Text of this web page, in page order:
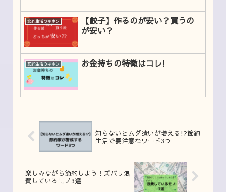
節約生活のキホン
【餃子】作るのが安い？買うの
が安い？
節約生活のキホン お金持ちの特徴はコレ!
知らないとムダ遣いが増える!?節約
生活で要注意なワード3つ
楽しみながら節約しよう！ズバリ浪
費しているモノ3選